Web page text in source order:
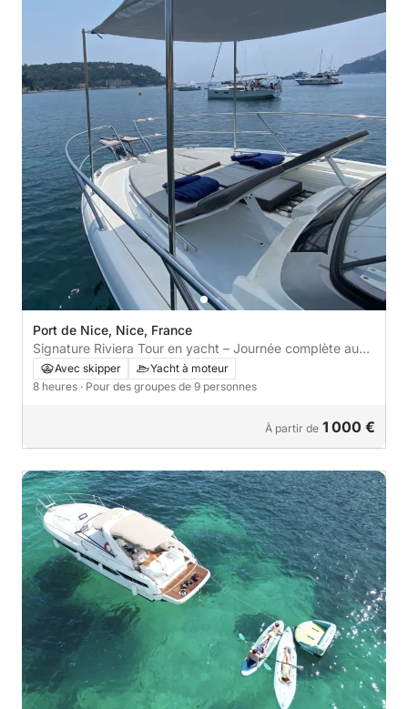
Port de Nice, Nice, France
Signature Riviera Tour en yacht – Journée complète au
départ de Nice
Avec skipper
Yacht à moteur
8 heures · Pour des groupes de 9 personnes
À partir de 1 000 €